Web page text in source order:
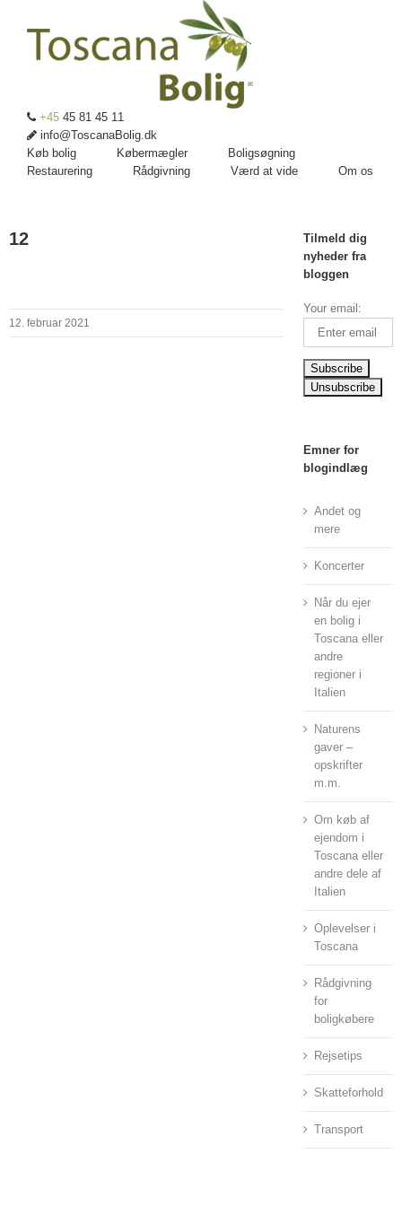
+45 45 81 45 11
info@ToscanaBolig.dk
Køb bolig
Købermægler
Boligsøgning
Restaurering
Rådgivning Værd at vide Om os
12
12. februar 2021
Tilmeld dig
nyheder fra
bloggen
Your email:
Emner for
blogindlæg
Andet og
mere
Koncerter
Når du ejer
en bolig i
Toscana eller
andre
regioner i
Italien
Naturens
gaver –
opskrifter
m.m.
Om køb af
ejendom i
Toscana eller
andre dele af
Italien
Oplevelser i
Toscana
Rådgivning
for
boligkøbere
Rejsetips
Skatteforhold
Transport